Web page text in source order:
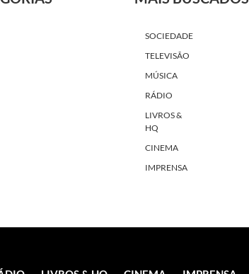
SOCIEDADE
TELEVISÃO
MÚSICA
RÁDIO
LIVROS &
HQ
CINEMA
IMPRENSA